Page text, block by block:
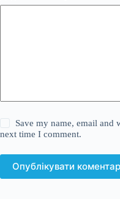
Save my name, email and
next time I comment.
Опублікувати коментар